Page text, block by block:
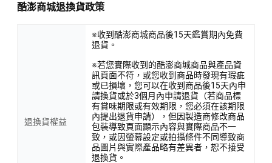
酷澎商城退換貨政策
退換貨權益
※收到酷澎商城商品後15天鑑賞期內免費
退貨。
※若您實際收到的酷澎商城商品與產品資
訊頁面不符，或您收到商品時發現有瑕疵
或已損壞，您可以在收到商品後15天內申
請換貨或於3個月內申請退貨（若商品標
有賞味期限或有效期限，您必須在該期限
內提出退貨申請），但因製造商修改商品
包裝導致頁面顯示內容與實際商品不一
致，或因螢幕設定或拍攝條件不同導致商
品圖片與實際產品略有差異者，恕不接受
退換貨。